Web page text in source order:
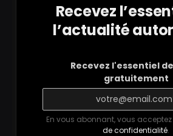
Recevez
l’actualité
Recevez l'essentiel
gratuitement
En vous abonnant, vous
de confidentialité.